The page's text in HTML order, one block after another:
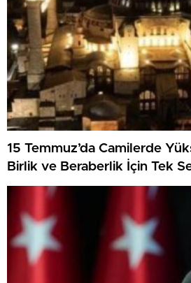
15 Temmuz’da Camilerde
Birlik ve Beraberlik İçin Tek